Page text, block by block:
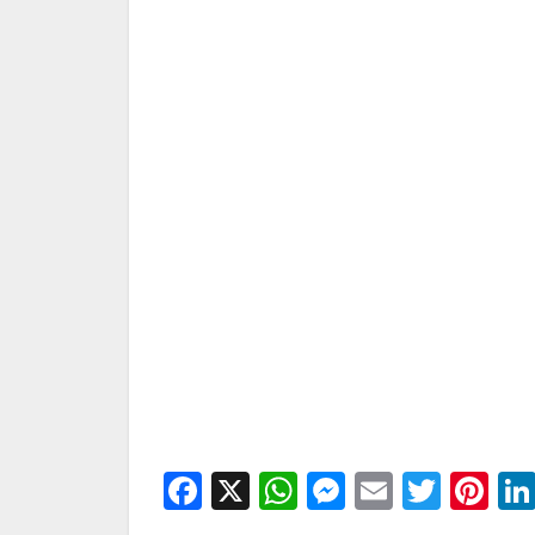
Facebook
X WhatsApp
Messenger
Email